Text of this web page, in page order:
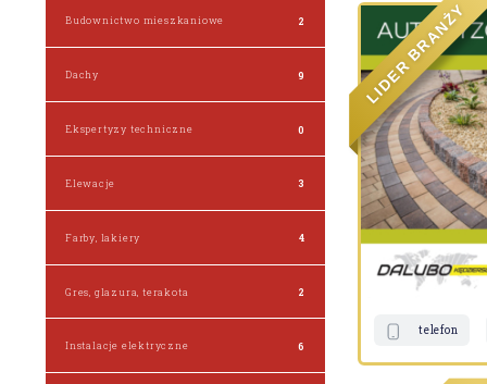
Budownictwo mieszkaniowe 2
Dachy 9
Ekspertyzy techniczne 0
Elewacje 3
Farby, lakiery 4
Gres, glazura, terakota 2
Instalacje elektryczne 6
LI
DER
B
RANŻ
Y
telefon